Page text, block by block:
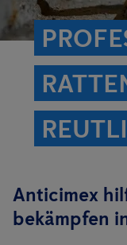
Anticimex
bekämpfen